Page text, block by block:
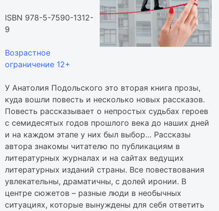
ISBN 978-5-7590-1312-
9
Возрастное
ограничение 12+
У Анатолия Подольского это вторая книга прозы,
куда вошли повесть и несколько новых рассказов.
Повесть рассказывает о непростых судьбах героев
с семидесятых годов прошлого века до наших дней
и на каждом этапе у них был выбор… Рассказы
автора знакомы читателю по публикациям в
литературных журналах и на сайтах ведущих
литературных изданий страны. Все повествования
увлекательны, драматичны, с долей иронии. В
центре сюжетов – разные люди в необычных
ситуациях, которые вынуждены для себя ответить